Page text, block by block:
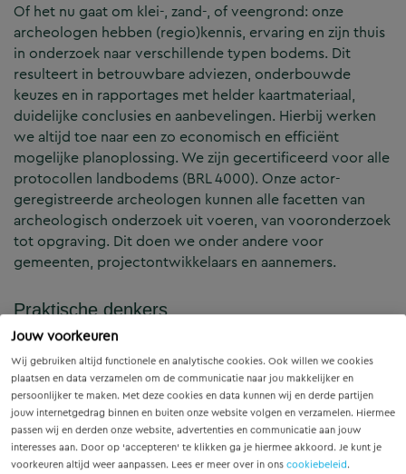
Jouw voorkeuren
Wij gebruiken altijd functionele en analytische cookies. Ook willen we cookies
plaatsen en data verzamelen om de communicatie naar jou makkelijker en
persoonlijker te maken. Met deze cookies en data kunnen wij en derde partijen
jouw internetgedrag binnen en buiten onze website volgen en verzamelen. Hiermee
passen wij en derden onze website, advertenties en communicatie aan jouw
interesses aan. Door op ‘accepteren’ te klikken ga je hiermee akkoord. Je kunt je
voorkeuren altijd weer aanpassen. Lees er meer over in ons cookiebeleid.
Of het nu gaat om klei-, zand-, of veengrond: onze
archeologen hebben (regio)kennis, ervaring en zijn thuis
in onderzoek naar verschillende typen bodems. Dit
resulteert in betrouwbare adviezen, onderbouwde
keuzes en in rapportages met helder kaartmateriaal,
duidelijke conclusies en aanbevelingen. Hierbij werken
we altijd toe naar een zo economisch en efficiënt
mogelijke planoplossing. We zijn gecertificeerd voor alle
protocollen landbodems (BRL 4000). Onze actor-
geregistreerde archeologen kunnen alle facetten van
archeologisch onderzoek uit voeren, van vooronderzoek
tot opgraving. Dit doen we onder andere voor
gemeenten, projectontwikkelaars en aannemers.
Praktische denkers
Archeologisch onderzoek en bijhorend advies gaat ook
over de kunst om de ander te verstaan. Wat vindt het
bevoegd gezag belangrijk, hoe staat u erin en wat zijn de
mogelijkheden binnen wettelijke spelregels? Elk belang
is anders, maar wetten en regels zijn dit niet. Daarom
zorgen we zoveel mogelijk voor een oplossing waarmee